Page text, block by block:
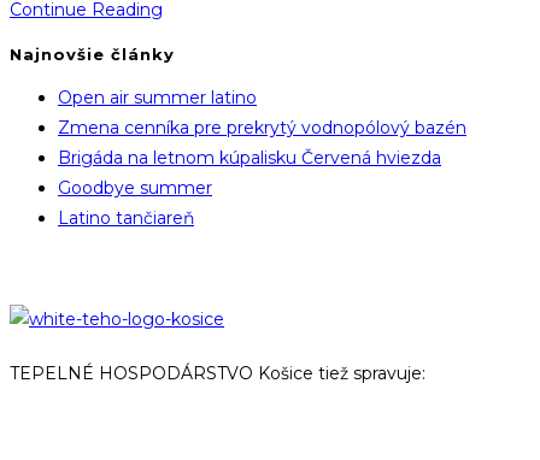
Continue Reading
pre
prekrytý
vodnopólový
bazén
Najnovšie články
Open air summer latino
Zmena cenníka pre prekrytý vodnopólový bazén
Brigáda na letnom kúpalisku Červená hviezda
Goodbye summer
Latino tančiareň
TEPELNÉ HOSPODÁRSTVO Košice tiež spravuje: